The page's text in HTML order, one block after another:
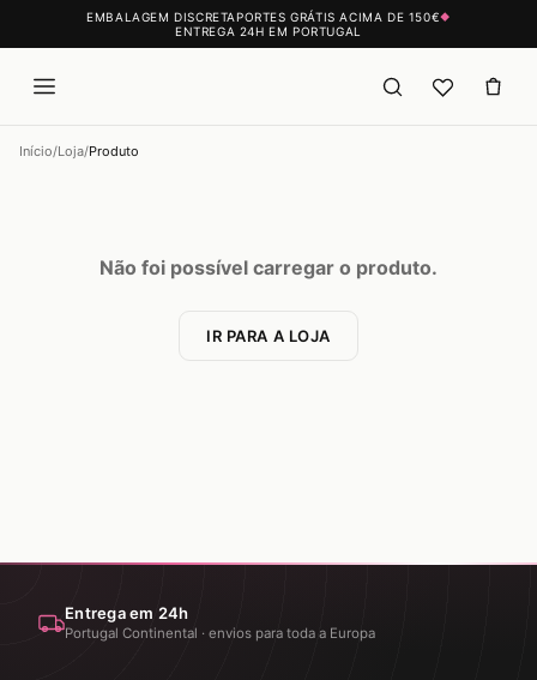
EMBALAGEM DISCRETAPORTES GRÁTIS ACIMA DE 150€◆
ENTREGA 24H EM PORTUGAL
Início/Loja/Produto
Não foi possível carregar o produto.
IR PARA A LOJA
Entrega em 24h
Portugal Continental · envios para toda a Europa